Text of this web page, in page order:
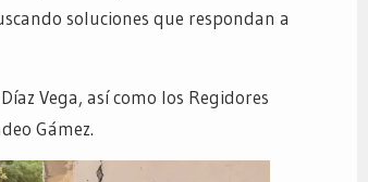
soluciones que respondan a
Vega, así como los Regidores
Gámez.